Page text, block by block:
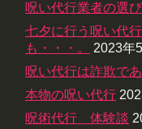
呪い代行業者の選
七夕に行う呪い代
も・・・。
2023年
呪い代行は詐欺で
本物の呪い代行
呪術代行 体験談